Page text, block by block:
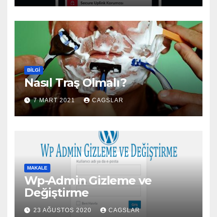
BILGI
Nasıl Traş Olmalı?
7 MART 2021 CAGSLAR
MAKALE
Wp-Admin Gizleme ve
Değiştirme
23 AĞUSTOS 2020 CAGSLAR